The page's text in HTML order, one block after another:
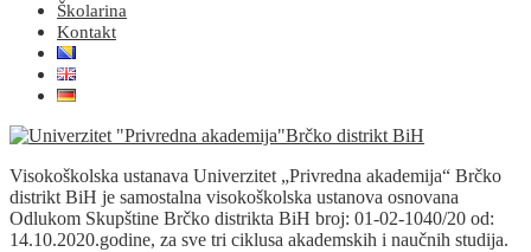
Školarina
Kontakt
Visokoškolska ustanava Univerzitet „Privredna akademija“ Brčko
distrikt BiH je samostalna visokoškolska ustanova osnovana
Odlukom Skupštine Brčko distrikta BiH broj: 01-02-1040/20 od:
14.10.2020.godine, za sve tri ciklusa akademskih i naučnih studija.